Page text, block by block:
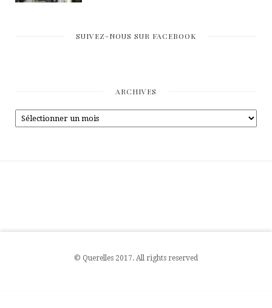
SUIVEZ-NOUS SUR FACEBOOK
ARCHIVES
© Querelles 2017. All rights reserved